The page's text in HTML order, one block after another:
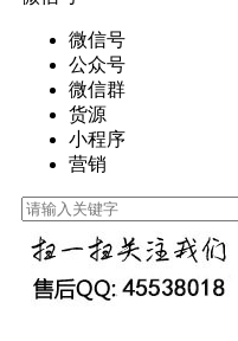
微信号
公众号
微信群
货源
小程序
营销